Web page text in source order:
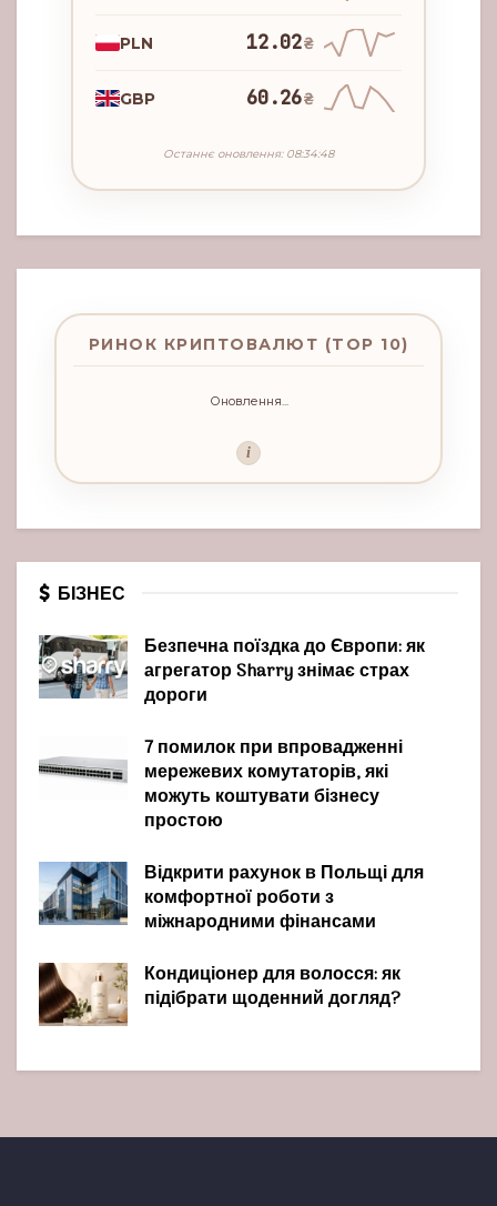
PLN 12.02₴
GBP 60.26₴
Останнє оновлення: 08:34:48
РИНОК КРИПТОВАЛЮТ (TOP 10)
Оновлення...
i
БІЗНЕС
Безпечна поїздка до Європи: як
агрегатор Sharry знімає страх
дороги
7 помилок при впровадженні
мережевих комутаторів, які
можуть коштувати бізнесу
простою
Відкрити рахунок в Польщі для
комфортної роботи з
міжнародними фінансами
Кондиціонер для волосся: як
підібрати щоденний догляд?